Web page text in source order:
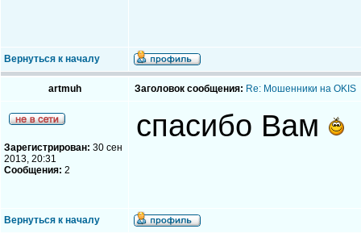
Вернуться к началу
artmuh Заголовок сообщения: Re: Мошенники на OKIS
Зарегистрирован: 30 сен
2013, 20:31
Сообщения: 2
спасибо Вам
Вернуться к началу